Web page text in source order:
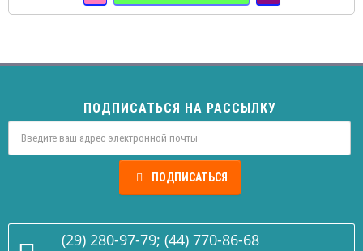
ПОДПИСАТЬСЯ НА РАССЫЛКУ
ПОДПИСАТЬСЯ
(29) 280-97-79; (44) 770-86-68